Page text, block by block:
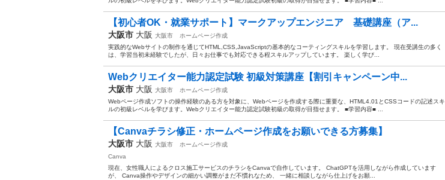
【初心者OK・就業サポート】マークアップエンジニア 基礎講座（ア...
大阪市 大阪 大阪市
ホームページ作成
実践的なWebサイトの制作を通じてHTML,CSS,JavaScriptの基本的なコーティングスキルを学習します。 現在受講生の多く
は、学習当初未経験でしたが、日々お仕事でも対応できる程スキルアップしています。 楽しく学び...
Webクリエイター能力認定試験 初級対策講座【割引キャンペーン中...
大阪市 大阪 大阪市
ホームページ作成
Webページ作成ソフトの操作経験のある方を対象に、Webページを作成する際に重要な、HTML4.01とCSSコードの記述スキ
ルの初級レベルを学びます。Webクリエイター能力認定試験初級の取得が目指せます。 ■学習内容■ ...
【Canvaチラシ修正・ホームページ作成をお願いできる方募集】
大阪市 大阪 大阪市
ホームページ作成
Canva
現在、女性職人によるクロス施工サービスのチラシをCanvaで自作しています。 ChatGPTを活用しながら作成しています
が、 Canva操作やデザインの細かい調整がまだ不慣れなため、 一緒に相談しながら仕上げをお願...